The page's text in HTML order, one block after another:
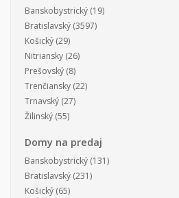
Banskobystrický (19)
Bratislavský (3597)
Košický (29)
Nitriansky (26)
Prešovský (8)
Trenčiansky (22)
Trnavský (27)
Žilinský (55)
Domy na predaj
Banskobystrický (131)
Bratislavský (231)
Košický (65)